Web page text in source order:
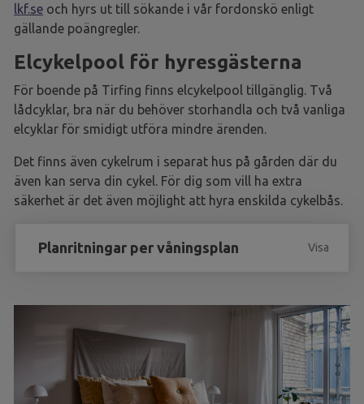
lkf.se och hyrs ut till sökande i vår fordonskö enligt
gällande poängregler.
Elcykelpool för hyresgästerna
För boende på Tirfing finns elcykelpool tillgänglig. Två
lådcyklar, bra när du behöver storhandla och två vanliga
elcyklar för smidigt utföra mindre ärenden.
Det finns även cykelrum i separat hus på gården där du
även kan serva din cykel. För dig som vill ha extra
säkerhet är det även möjlight att hyra enskilda cykelbås.
Planritningar per våningsplan Visa